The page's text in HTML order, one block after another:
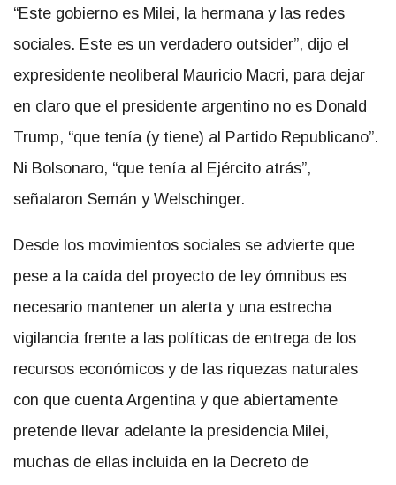
“Este gobierno es Milei, la hermana y las redes
sociales. Este es un verdadero outsider”, dijo el
expresidente neoliberal Mauricio Macri, para dejar
en claro que el presidente argentino no es Donald
Trump, “que tenía (y tiene) al Partido Republicano”.
Ni Bolsonaro, “que tenía al Ejército atrás”,
señalaron Semán y Welschinger.
Desde los movimientos sociales se advierte que
pese a la caída del proyecto de ley ómnibus es
necesario mantener un alerta y una estrecha
vigilancia frente a las políticas de entrega de los
recursos económicos y de las riquezas naturales
con que cuenta Argentina y que abiertamente
pretende llevar adelante la presidencia Milei,
muchas de ellas incluida en la Decreto de